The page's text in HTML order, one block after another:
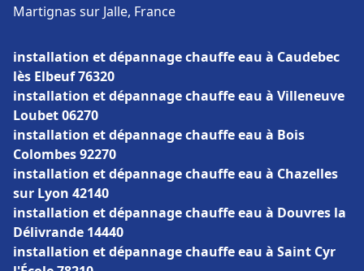
Martignas sur Jalle, France
installation et dépannage chauffe eau à Caudebec
lès Elbeuf 76320
installation et dépannage chauffe eau à Villeneuve
Loubet 06270
installation et dépannage chauffe eau à Bois
Colombes 92270
installation et dépannage chauffe eau à Chazelles
sur Lyon 42140
installation et dépannage chauffe eau à Douvres la
Délivrande 14440
installation et dépannage chauffe eau à Saint Cyr